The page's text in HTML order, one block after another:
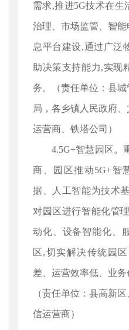
需求,推进5G技术在生
治理、市场监管、智
息平台建设,通过广泛
助决策支持能力,实现
务。（责任单位：县
局，各乡镇人民政府
运营商、铁塔公司）
4.5G+智慧园区。
商、园区推动5G+智
据、人工智能为技术
对园区进行智能化管
动化、设备智能化、
区,切实解决传统园
差、运营效率低、业务
（责任单位：县高新
信运营商）